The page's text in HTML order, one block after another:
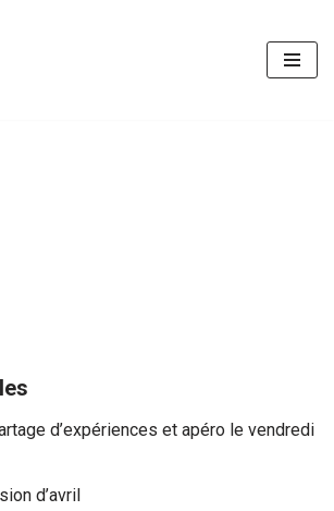
d’expériences et apéro le vendredi
d’avril